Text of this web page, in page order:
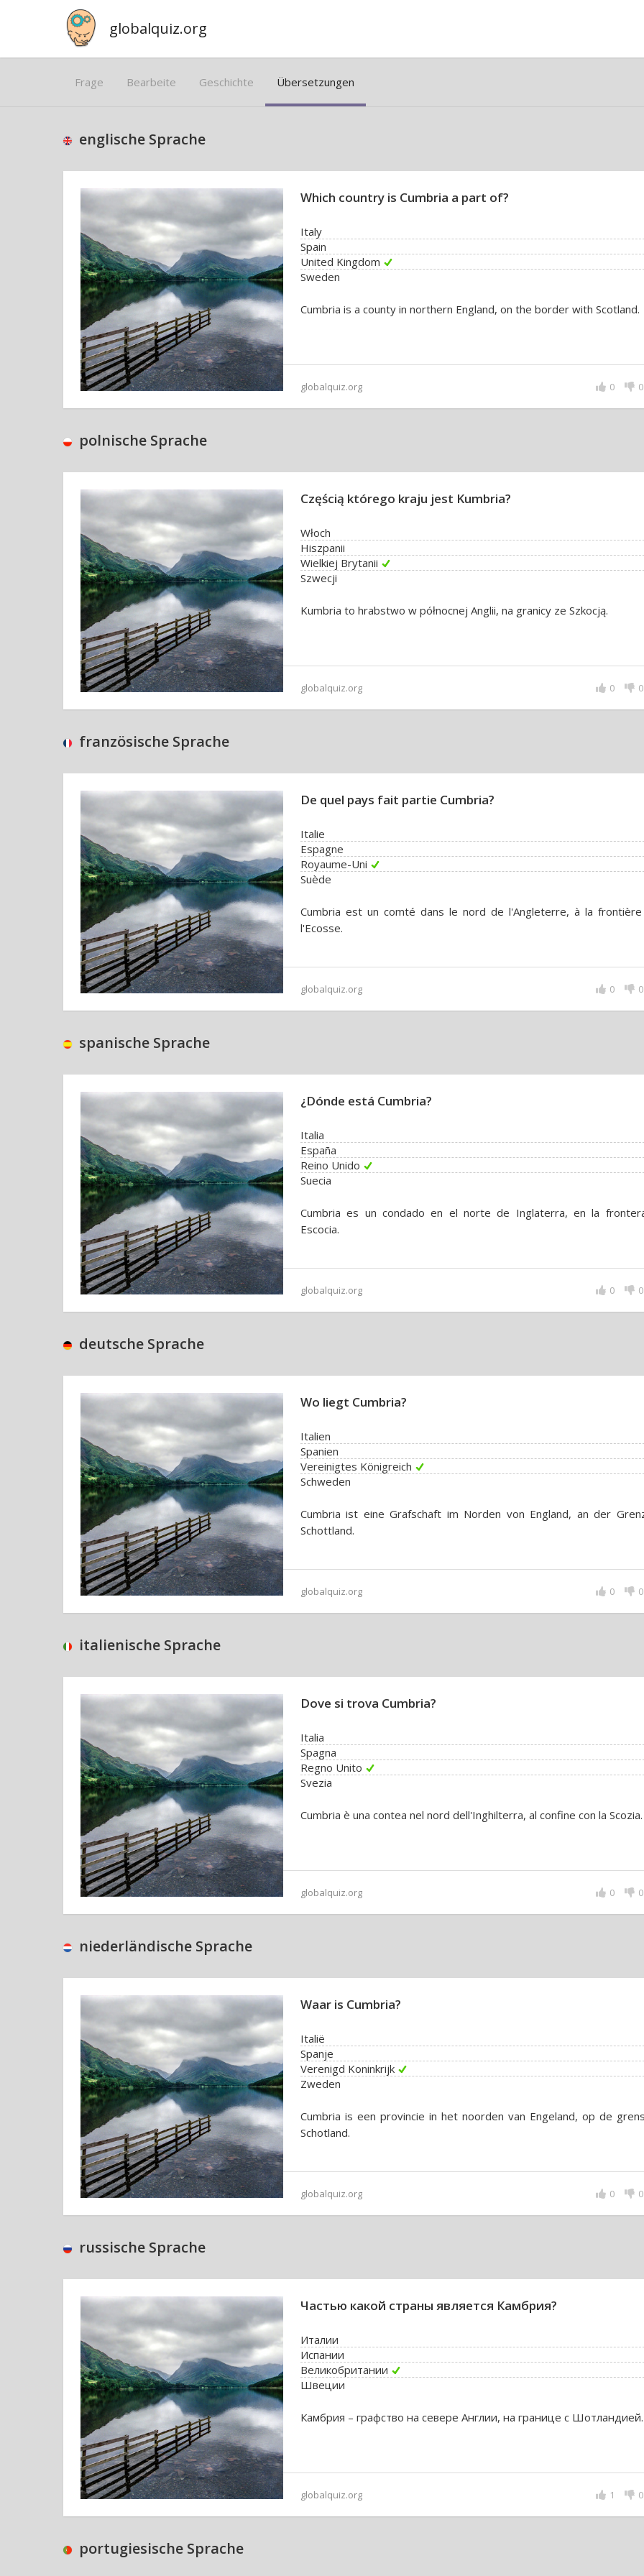
globalquiz.org
Frage Bearbeite Geschichte Übersetzungen
englische Sprache
Which country is Cumbria a part of?
Italy
Spain
United Kingdom
Sweden
Cumbria is a county in northern England, on the border with Scotland.
globalquiz.org 0
0
polnische Sprache
Częścią którego kraju jest Kumbria?
Włoch
Hiszpanii
Wielkiej Brytanii
Szwecji
Kumbria to hrabstwo w północnej Anglii, na granicy ze Szkocją.
globalquiz.org 0
0
französische Sprache
De quel pays fait partie Cumbria?
Italie
Espagne
Royaume-Uni
Suède
Cumbria est un comté dans le nord de l'Angleterre, à la
l'Ecosse.
globalquiz.org 0
0
spanische Sprache
¿Dónde está Cumbria?
Italia
España
Reino Unido
Suecia
Cumbria es un condado en el norte de Inglaterra, en la
Escocia.
globalquiz.org 0
0
deutsche Sprache
Wo liegt Cumbria?
Italien
Spanien
Vereinigtes Königreich
Schweden
Cumbria ist eine Grafschaft im Norden von England, an der
Schottland.
globalquiz.org 0
0
italienische Sprache
Dove si trova Cumbria?
Italia
Spagna
Regno Unito
Svezia
Cumbria è una contea nel nord dell'Inghilterra, al confine con la Scozia.
globalquiz.org 0
0
niederländische Sprache
Waar is Cumbria?
Italië
Spanje
Verenigd Koninkrijk
Zweden
Cumbria is een provincie in het noorden van Engeland, op de
Schotland.
globalquiz.org 0
0
russische Sprache
Частью какой страны является Камбрия?
Италии
Испании
Великобритании
Швеции
Камбрия – графство на севере Англии, на границе с Шотландией.
globalquiz.org 0
1
portugiesische Sprache